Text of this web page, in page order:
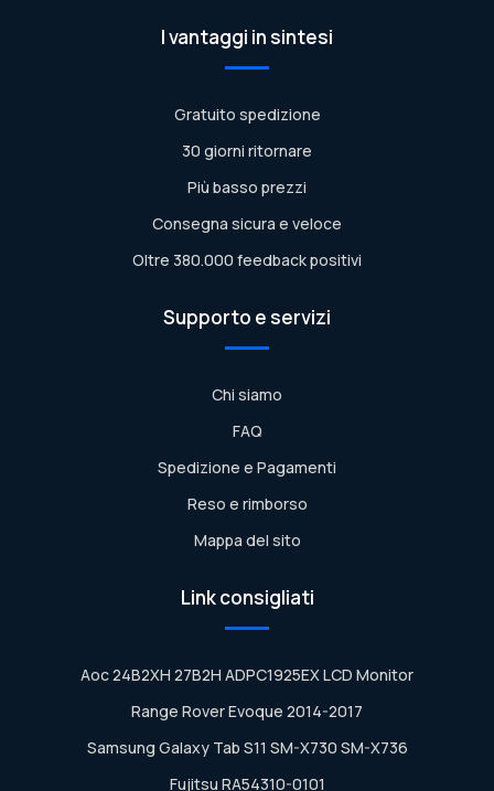
I vantaggi in sintesi
Gratuito spedizione
30 giorni ritornare
Più basso prezzi
Consegna sicura e veloce
Oltre 380.000 feedback positivi
Supporto e servizi
Chi siamo
FAQ
Spedizione e Pagamenti
Reso e rimborso
Mappa del sito
Link consigliati
Aoc 24B2XH 27B2H ADPC1925EX LCD Monitor
Range Rover Evoque 2014-2017
Samsung Galaxy Tab S11 SM-X730 SM-X736
Fujitsu RA54310-0101